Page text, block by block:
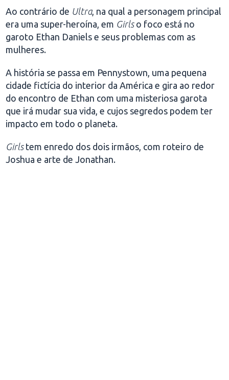
Ao contrário de Ultra, na qual a personagem principal
era uma super-heroína, em Girlso foco está no
garoto Ethan Daniels e seus problemas com as
mulheres.
A história se passa em Pennystown, uma pequena
cidade fictícia do interior da América e gira ao redor
do encontro de Ethan com uma misteriosa garota
que irá mudar sua vida, e cujos segredos podem ter
impacto em todo o planeta.
Girlstem enredo dos dois irmãos, com roteiro de
Joshua e arte de Jonathan.